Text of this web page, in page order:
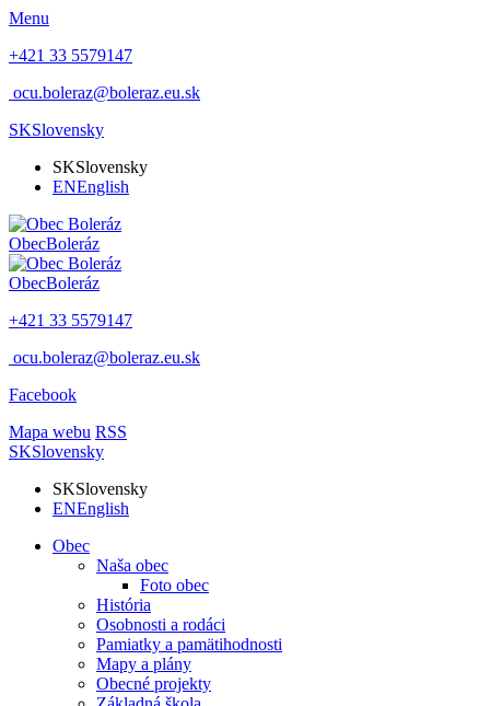
Menu
+421 33 5579147
ocu.boleraz@boleraz.eu.sk
SKSlovensky
SKSlovensky
ENEnglish
ObecBoleráz
ObecBoleráz
+421 33 5579147
ocu.boleraz@boleraz.eu.sk
Facebook
Mapa webu RSS
SKSlovensky
SKSlovensky
ENEnglish
Obec
Naša obec
Foto obec
História
Osobnosti a rodáci
Pamiatky a pamätihodnosti
Mapy a plány
Obecné projekty